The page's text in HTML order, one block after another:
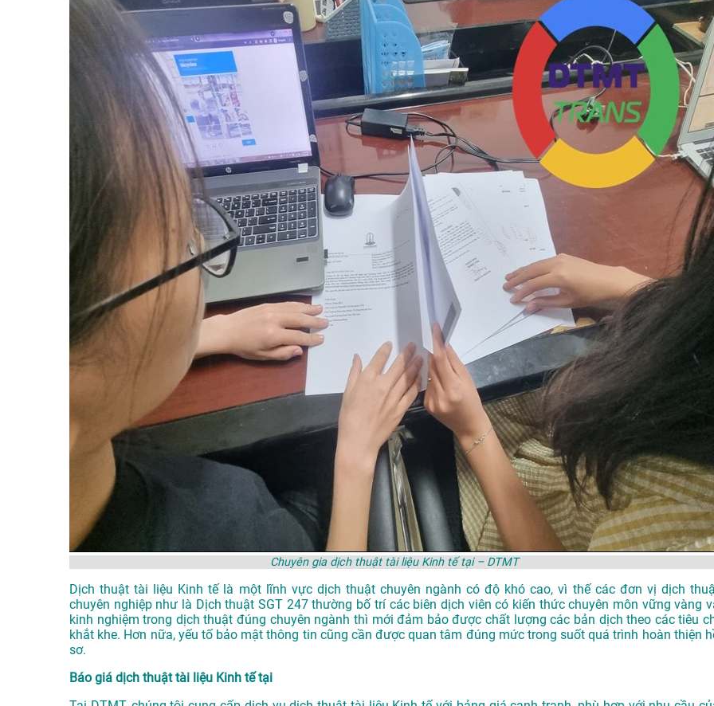
Chuyên gia dịch thuật tài liệu Kinh tế tại – DTMT
Dịch thuật tài liệu Kinh tế là một lĩnh vực dịch thuật chuyên ngành có độ khó cao, vì thế các đơn vị dịch
chuyên nghiệp như là Dịch thuật SGT 247thường bố trí các biên dịch viên có kiến thức chuyên môn vững vàng
kinh nghiệm trong dịch thuật đúng chuyên ngành thì mới đảm bảo được chất lượng các bản dịch theo các tiêu
khắt khe. Hơn nữa, yếu tố bảo mật thông tin cũng cần được quan tâm đúng mức trong suốt quá trình hoàn thiện
sơ.
Báo giá dịch thuật tài liệu Kinh tế tại